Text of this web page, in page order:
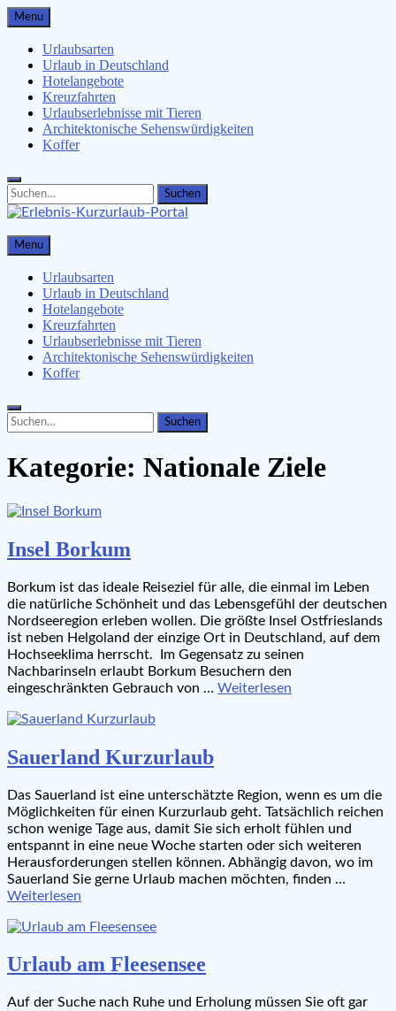
Skip
to
content
Menu
Urlaubsarten
Urlaub in Deutschland
Hotelangebote
Kreuzfahrten
Urlaubserlebnisse mit Tieren
Architektonische Sehenswürdigkeiten
Koffer
Search
for:
Search
Erlebnis-Kurzurlaub-Portal
Urlaubsangebote, Erlebnisse & mehr
Menu
Urlaubsarten
Urlaub in Deutschland
Hotelangebote
Kreuzfahrten
Urlaubserlebnisse mit Tieren
Architektonische Sehenswürdigkeiten
Koffer
Search
for:
Search
Kategorie: Nationale Ziele
Insel Borkum
Borkum ist das ideale Reiseziel für alle, die einmal im Leben
die natürliche Schönheit und das Lebensgefühl der deutschen
Nordseeregion erleben wollen. Die größte Insel Ostfrieslands
ist neben Helgoland der einzige Ort in Deutschland, auf dem
Hochseeklima herrscht. Im Gegensatz zu seinen
Nachbarinseln erlaubt Borkum Besuchern den
eingeschränkten Gebrauch von … Weiterlesen
Sauerland Kurzurlaub
Das Sauerland ist eine unterschätzte Region, wenn es um die
Möglichkeiten für einen Kurzurlaub geht. Tatsächlich reichen
schon wenige Tage aus, damit Sie sich erholt fühlen und
entspannt in eine neue Woche starten oder sich weiteren
Herausforderungen stellen können. Abhängig davon, wo im
Sauerland Sie gerne Urlaub machen möchten, finden …
Weiterlesen
Urlaub am Fleesensee
Auf der Suche nach Ruhe und Erholung müssen Sie oft gar